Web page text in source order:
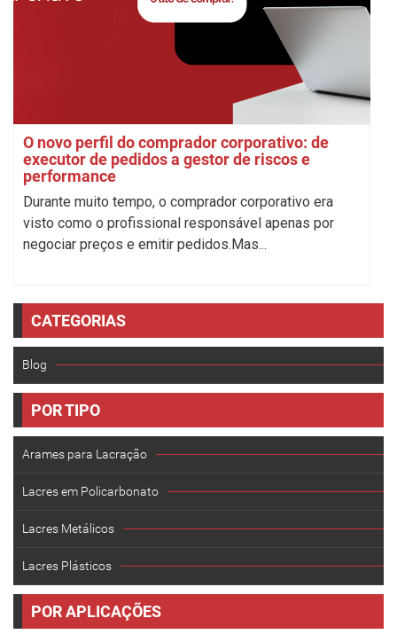
O novo perfil do comprador corporativo: de
executor de pedidos a gestor de riscos e
performance
Durante muito tempo, o comprador corporativo era
visto como o profissional responsável apenas por
negociar preços e emitir pedidos.Mas...
CATEGORIAS
Blog
POR TIPO
Arames para Lacração
Lacres em Policarbonato
Lacres Metálicos
Lacres Plásticos
POR APLICAÇÕES